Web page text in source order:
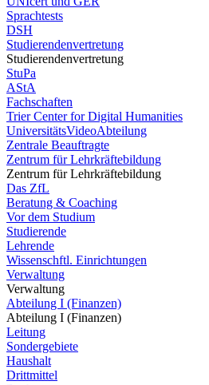
Sprachtests
DSH
Studierendenvertretung
Studierendenvertretung
StuPa
AStA
Fachschaften
Trier Center for Digital Humanities
UniversitätsVideoAbteilung
Zentrale Beauftragte
Zentrum für Lehrkräftebildung
Zentrum für Lehrkräftebildung
Das ZfL
Beratung & Coaching
Vor dem Studium
Studierende
Lehrende
Wissenschftl. Einrichtungen
Verwaltung
Verwaltung
Abteilung I (Finanzen)
Abteilung I (Finanzen)
Leitung
Sondergebiete
Haushalt
Drittmittel